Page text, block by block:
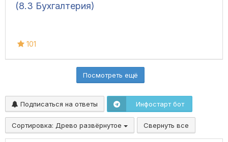
(8.3 Бухгалтерия)
101
Посмотреть ещё
Подписаться на ответы Инфостарт бот
Сортировка: Древо развёрнутое Свернуть все